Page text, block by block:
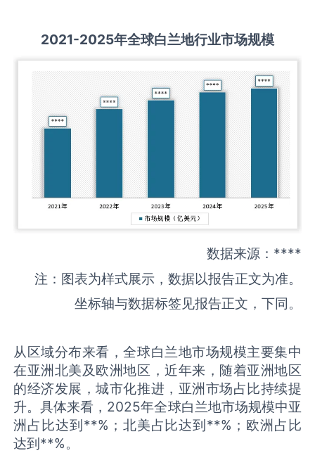
2021-2025年全球白兰地行业市场规模
数据来源：****
注：图表为样式展示，数据以报告正文为准。
坐标轴与数据标签见报告正文，下同。
从区域分布来看，全球白兰地市场规模主要集中
在亚洲北美及欧洲地区，近年来，随着亚洲地区
的经济发展，城市化推进，亚洲市场占比持续提
升。具体来看，2025年全球白兰地市场规模中亚
洲占比达到**%；北美占比达到**%；欧洲占比
达到**%。